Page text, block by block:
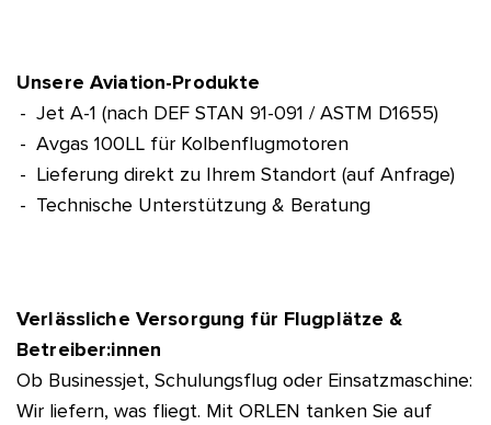
Unsere Aviation-Produkte
Jet A-1 (nach DEF STAN 91-091 / ASTM D1655)
Avgas 100LL für Kolbenflugmotoren
Lieferung direkt zu Ihrem Standort (auf Anfrage)
Technische Unterstützung & Beratung
Verlässliche Versorgung für Flugplätze &
Betreiber:innen
Ob Businessjet, Schulungsflug oder Einsatzmaschine:
Wir liefern, was fliegt. Mit ORLEN tanken Sie auf